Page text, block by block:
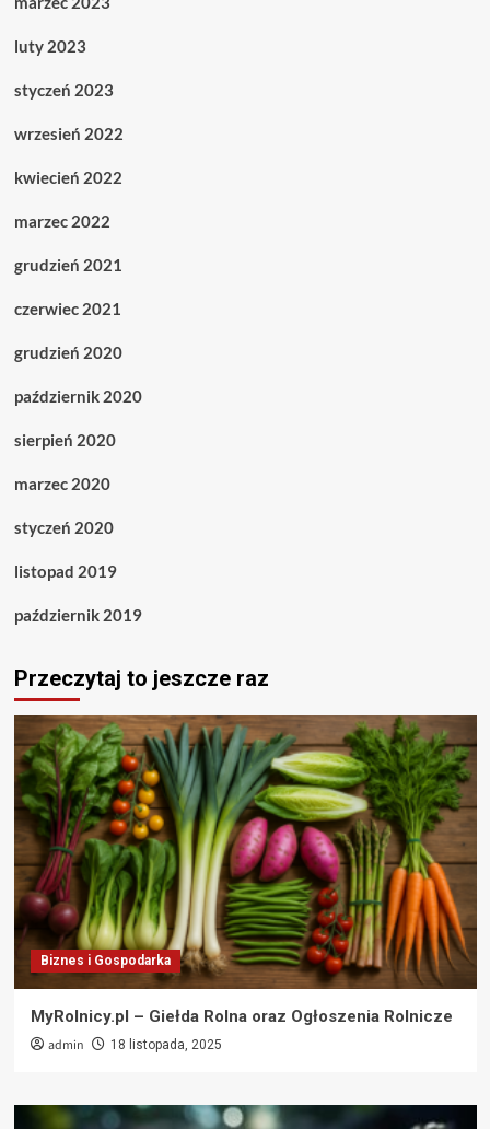
luty 2023
styczeń 2023
wrzesień 2022
kwiecień 2022
marzec 2022
grudzień 2021
czerwiec 2021
grudzień 2020
październik 2020
sierpień 2020
marzec 2020
styczeń 2020
listopad 2019
październik 2019
Przeczytaj to jeszcze raz
Biznes i Gospodarka
MyRolnicy.pl – Giełda Rolna oraz Ogłoszenia Rolnicze
admin 18 listopada, 2025